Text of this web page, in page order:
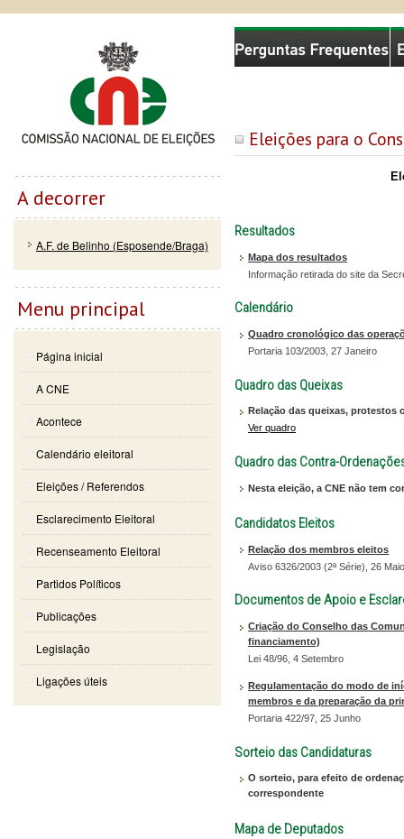
Eleições para o
Resultados
Mapa dos resultados
Informação retirada do site da
Calendário
Quadro cronológico das
Portaria 103/2003, 27 Janeiro
Quadro das Queixas
Relação das queixas, protestos
Ver quadro
Quadro das Contra-
Nesta eleição, a CNE não tem
Candidatos Eleitos
Relação dos membros eleitos
Aviso 6326/2003 (2ª Série), 26
Documentos de Apoio e
Criação do Conselho das
financiamento)
Lei 48/96, 4 Setembro
Regulamentação do modo de
membros e da preparação da
Portaria 422/97, 25 Junho
Sorteio das Candidaturas
O sorteio, para efeito de
correspondente
Mapa de Deputados
Comissão Nacional de Eleições
A decorrer
A.F. de Belinho (Esposende/Braga)
Menu principal
Página inicial
A CNE
Acontece
Calendário eleitoral
Eleições / Referendos
Esclarecimento Eleitoral
Recenseamento Eleitoral
Partidos Políticos
Publicações
Legislação
Ligações úteis